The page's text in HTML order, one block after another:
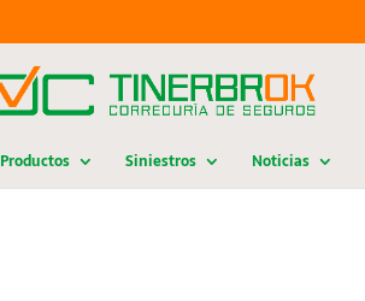
Productos Siniestros Noticias